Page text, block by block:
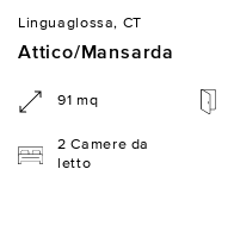
Linguaglossa, CT
Attico/Mansarda
91 mq
2 Camere da
letto